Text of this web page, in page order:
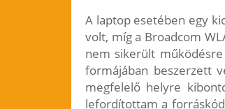
A laptop esetében egy
volt, míg a Broadcom
nem sikerült
formájában beszerzett
megfelelő helyre
lefordítottam a